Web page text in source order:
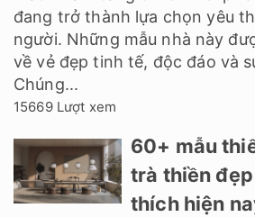
đang trở thành lựa chọn yêu
người. Những mẫu nhà này
về vẻ đẹp tinh tế, độc đáo và
Chúng...
15669 Lượt xem
60+ mẫu
trà thiền
thích hiện